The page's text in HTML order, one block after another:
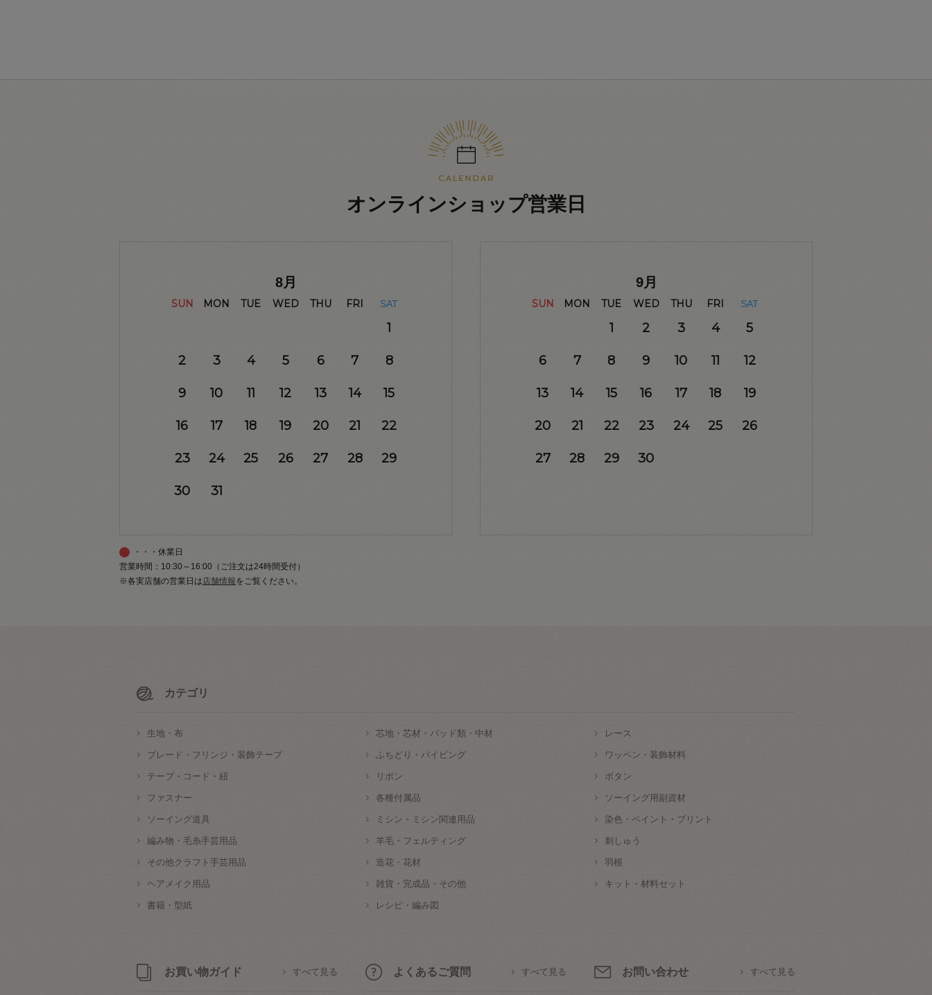
オンラインショップ営業日
8月
SUN MON TUE WED THU FRI SAT
1
2 3 4 5 6 7 8
9 10 11 12 13 14 15
16 17 18 19 20 21 22
23 24 25 26 27 28 29
30 31
9月
SUN MON TUE WED THU FRI SAT
1 2 3 4 5
6 7 8 9 10 11 12
13 14 15 16 17 18 19
20 21 22 23 24 25 26
27 28 29 30
・・・休業日
営業時間：10:30～16:00（ご注文は24時間受付）
※各実店舗の営業日は店舗情報をご覧ください。
カテゴリ
生地・布 芯地・芯材・パッド類・中材 レース
ブレード・フリンジ・装飾テープ ふちどり・パイピング ワッペン・装飾材料
テープ・コード・紐 リボン ボタン
ファスナー 各種付属品 ソーイング用副資材
ソーイング道具 ミシン・ミシン関連用品 染色・ペイント・プリント
編み物・毛糸手芸用品 羊毛・フェルティング 刺しゅう
その他クラフト手芸用品 造花・花材 羽根
ヘアメイク用品 雑貨・完成品・その他 キット・材料セット
書籍・型紙 レシピ・編み図
お買い物ガイド すべて見る よくあるご質問 すべて見る お問い合わせ すべて見る